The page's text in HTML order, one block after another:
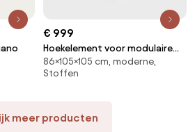
€ 999
Hoekelement voor modulaire
bank, in structuurfluweel, Malo
86×105×105 cm, moderne,
Stoffen
meer producten